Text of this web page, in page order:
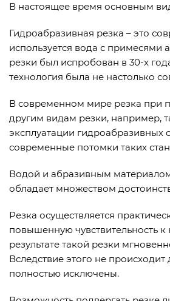
В настоящее время основным
Гидроабразивная резка – это
используется вода с
резки был испробован в 30-х
технология была не настолько
В современном мире резка при
другим видам резки, например,
эксплуатации гидроабразивных
современные потомки таких
Водой и абразивным
обладает множеством
Резка осуществляется
повышенную чувствительность
результате такой резки
Вследствие этого не
полностью исключены.